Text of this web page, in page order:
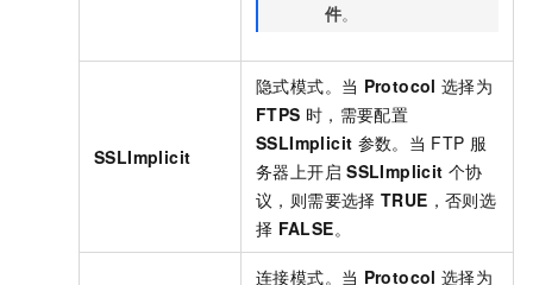
件。
SSLImplicit
隐式模式。当 Protocol 选择为
FTPS 时，需要配置
SSLImplicit 参数。当 FTP 服
务器上开启 SSLImplicit 个协
议，则需要选择 TRUE ，否则选
择 FALSE。
连接模式。当 Protocol 选择为